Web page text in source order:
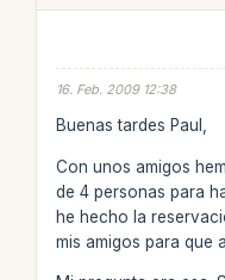
16. Feb. 2009 12:38
Buenas tardes Paul,
Con unos amigos
de 4 personas para
he hecho la
mis amigos para que